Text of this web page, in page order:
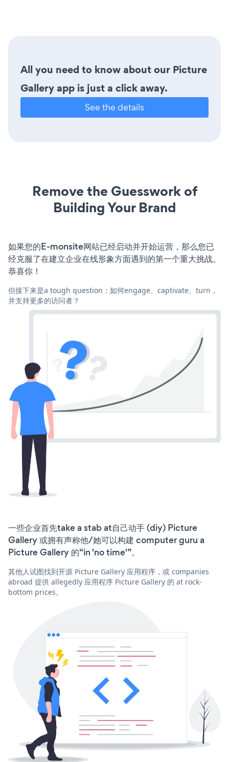
All you need to know about our Picture
Gallery app is just a click away.
See the details
Remove the Guesswork of
Building Your Brand
如果您的E-monsite网站已经启动并开始运营，那么您已
经克服了在建立企业在线形象方面遇到的第一个重大挑战。
恭喜你！
但接下来是a tough question：如何engage、captivate、turn，
并支持更多的访问者？
一些企业首先take a stab at自己动手 (diy) Picture
Gallery 或拥有声称他/她可以构建 computer guru a
Picture Gallery 的“in 'no time'”。
其他人试图找到开源 Picture Gallery 应用程序，或 companies
abroad 提供 allegedly 应用程序 Picture Gallery 的 at rock-
bottom prices。